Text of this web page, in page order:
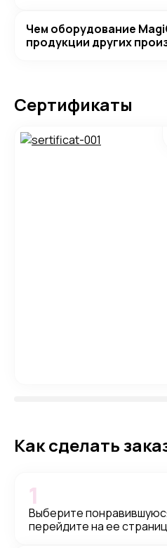
Чем оборудование
продукции других
Сертификаты
Как сделать
Выберите
перейдите на ее
1